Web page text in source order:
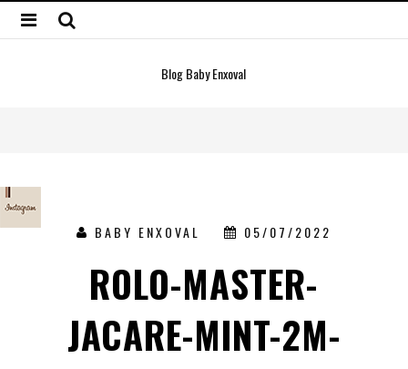
Blog Baby Enxoval
BABY ENXOVAL 05/07/2022
ROLO-MASTER-
JACARE-MINT-2M-